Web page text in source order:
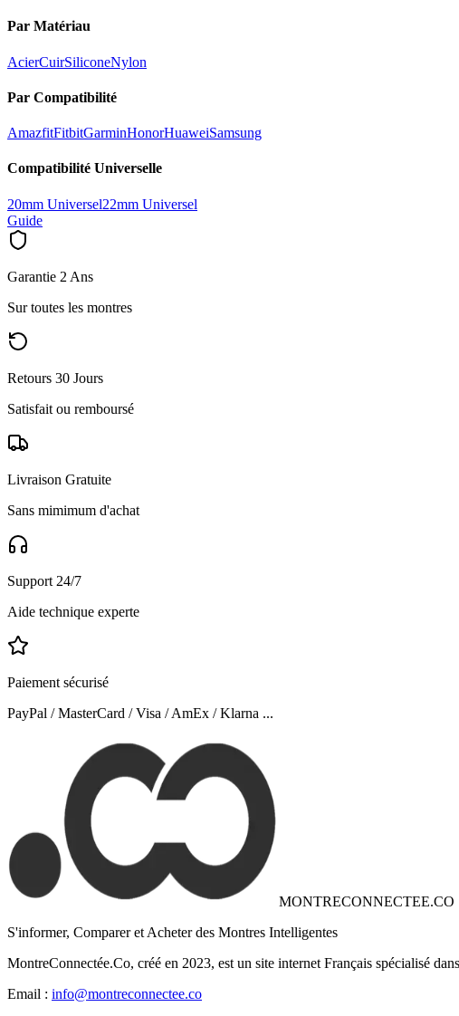
Par Matériau
AcierCuirSiliconeNylon
Par Compatibilité
AmazfitFitbitGarminHonorHuaweiSamsung
Compatibilité Universelle
20mm Universel22mm Universel
Guide
Garantie 2 Ans
Sur toutes les montres
Retours 30 Jours
Satisfait ou remboursé
Livraison Gratuite
Sans mimimum d'achat
Support 24/7
Aide technique experte
Paiement sécurisé
PayPal / MasterCard / Visa / AmEx / Klarna ...
MONTRECONNECTEE.CO
S'informer, Comparer et Acheter des Montres Intelligentes
MontreConnectée.Co, créé en 2023, est un site internet Français spécialisé
Email : info@montreconnectee.co